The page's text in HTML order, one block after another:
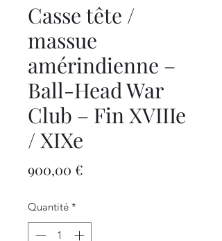
Casse tête /
massue
amérindienne –
Ball-Head War
Club – Fin XVIIIe
/ XIXe
900,00 €
Quantité *